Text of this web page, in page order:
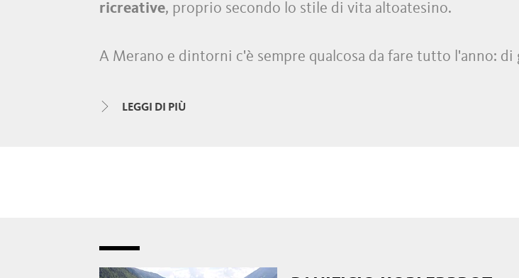
ricreative, proprio secondo lo stile di vita altoatesino.
A Merano e dintorni c'è sempre qualcosa da fare tutto l'anno:
artigianato. La sera è il turno di
LEGGI DI PIÙ